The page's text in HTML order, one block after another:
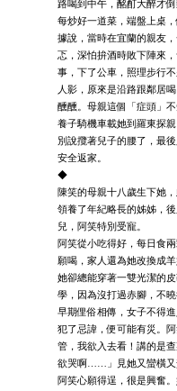
路喝到中午，酩酊大醉才
每炒好一道菜，端盤上桌
據說，當時在宜蘭的親友
忑，深怕拚酒時敗下陣來
事，下了公車，照理步行
人影，原來是沿路跟鄰居
醺醺。母親這個「症頭」
養子騎機車載她到羅東探
別說攬著兒子的腰了，最
安全返家。
◆
陳笑的母親十八歲生下她
領養了年紀略長的姊姊，
兒，阿笑特別受寵。
阿笑從小吃得好，每日食
願喝，家人還為她改換成
她卻總能穿著一雙光潔的
學，因為沒打過赤腳，不曉
早期俚俗相傳，女子不得
犯了忌諱，便可能有災。
管，我欲入去看！講的是
欲哭啊……」見她又蠻橫又
阿笑心願得逞，很是興奮